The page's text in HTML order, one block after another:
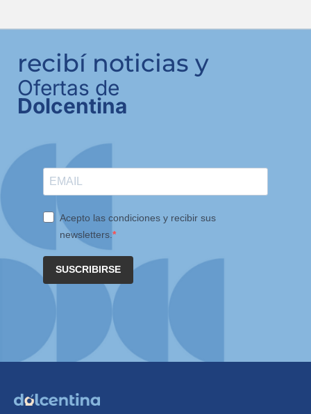
recibí noticias y
Ofertas de
Dolcentina
Acepto las condiciones y recibir sus
newsletters.
SUSCRIBIRSE